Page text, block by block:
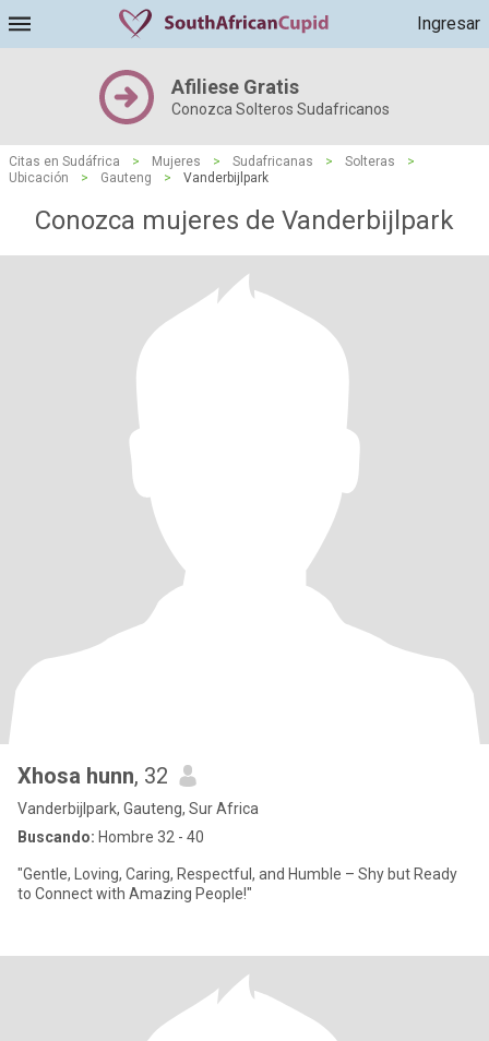
Ingresar
Afiliese Gratis
Conozca Solteros Sudafricanos
Citas en Sudáfrica > Mujeres > Sudafricanas > Solteras
>
Ubicación
> Gauteng > Vanderbijlpark
Conozca mujeres de Vanderbijlpark
Xhosa hunn, 32
Vanderbijlpark, Gauteng, Sur Africa
Buscando: Hombre 32 - 40
"Gentle, Loving, Caring, Respectful, and Humble – Shy but Ready
to Connect with Amazing People!"